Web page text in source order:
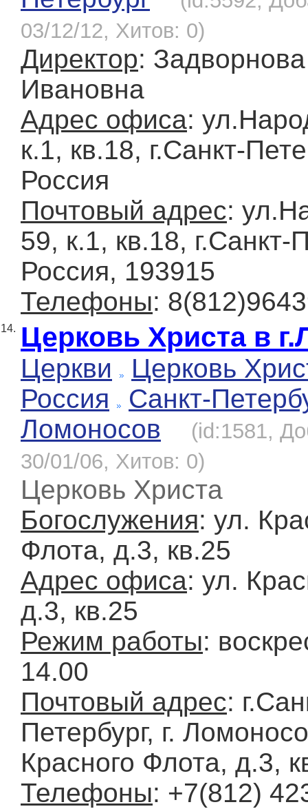
03/12/12, Хитов: 0)
Директор:
Ивановна
Адрес офиса:
к.1, кв.18, г.Санкт-
Россия
Почтовый адрес:
59, к.1, кв.18, г.Санкт-
Россия, 193915
Телефоны:
14. Церковь Христа в
Церкви
Церковь
Россия
Санкт-
Ломоносов
(id:1581,
30/01/06, Хитов: 0)
Церковь Христа
Богослужения: ул.
Флота, д.3, кв.25
Адрес офиса: ул.
д.3, кв.25
Режим работы:
14.00
Почтовый адрес:
Петербург, г.
Красного Флота, д.3,
Телефоны: +7(812)